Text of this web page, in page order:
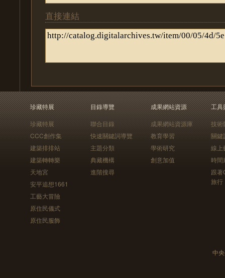
直接連結
珍藏特展
珍藏特展
CCC創作集
建築排排站
建築轉轉樂
天地宮
安平追想1661
工藝大冒險
原住民儀式
原住民服飾
目錄導覽
聯合目錄
快速關鍵詞導覽
主題分類
典藏機構
進階搜尋
成果網站資源
成果網站資源庫
教育學習
學術研究
創意加值
工具
技術
關鍵
線上
時間
跟
旅行
中